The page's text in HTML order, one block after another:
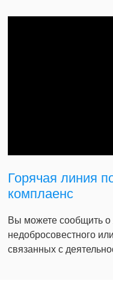
Горячая линия
комплаенс
Вы можете сообщить
недобросовестного
связанных с